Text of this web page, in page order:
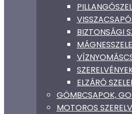
BIZTONSÁGI
ELZÁRÓ
GÖMBCSAPOK,
MOTOROS